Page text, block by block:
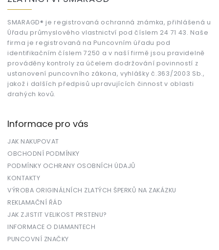
SMARAGD® je registrovaná ochranná známka, přihlášená u
Úřadu průmyslového vlastnictví pod číslem 24 71 43. Naše
firma je registrovaná na Puncovním úřadu pod
identifikačním číslem 7250 a v naší firmě jsou pravidelně
prováděny kontroly za účelem dodržování povinností z
ustanovení puncovního zákona, vyhlášky č.363/2003 Sb.,
jakož i dalších předpisů upravujících činnost v oblasti
drahých kovů.
Informace pro vás
JAK NAKUPOVAT
OBCHODNÍ PODMÍNKY
PODMÍNKY OCHRANY OSOBNÍCH ÚDAJŮ
KONTAKTY
VÝROBA ORIGINÁLNÍCH ZLATÝCH ŠPERKŮ NA ZAKÁZKU
REKLAMAČNÍ ŘÁD
JAK ZJISTIT VELIKOST PRSTENU?
INFORMACE O DIAMANTECH
PUNCOVNÍ ZNAČKY